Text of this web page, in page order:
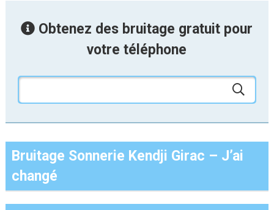
Obtenez des bruitage gratuit pour
votre téléphone
Bruitage Sonnerie Kendji Girac – J’ai
changé